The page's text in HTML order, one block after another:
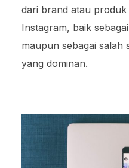
dari brand atau produk
Instagram, baik
maupun sebagai salah
yang dominan.